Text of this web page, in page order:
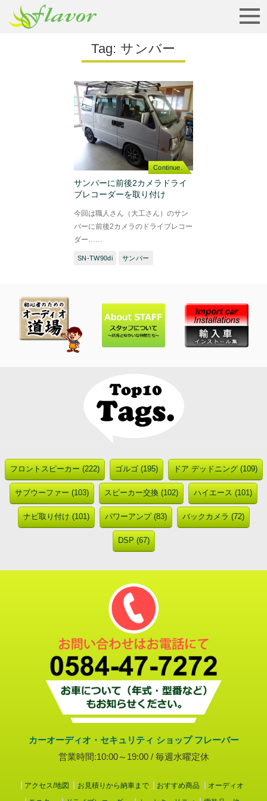
Tag: サンバー
Continue.
サンバーに前後2カメラドライ
ブレコーダーを取り付け
今回は職人さん（大工さん）のサン
バーに前後2カメラのドライブレコー
ダー……
SN-TW90di サンバー
フロントスピーカー (222) ゴルゴ (195) ドア デッドニング (109)
サブウーファー (103) スピーカー交換 (102) ハイエース (101)
ナビ取り付け (101) パワーアンプ (83) バックカメラ (72)
DSP (67)
カーオーディオ・セキュリティ ショップ フレーバー
営業時間:10:00～19:00 / 毎週水曜定休
アクセス/地図 お見積りから納車まで おすすめ商品
オーディオ